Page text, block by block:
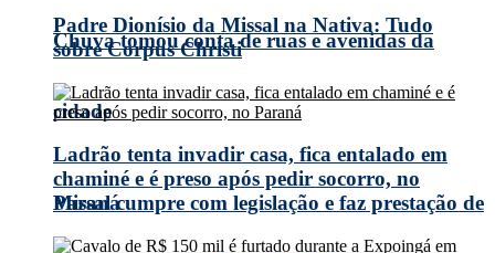
Chuva tomou conta de ruas e avenidas da
cidade
Missal cumpre com legislação e faz prestação de
Padre Dionísio da Missal na Nativa: Tudo
sobre Corpus Christi
Ladrão tenta invadir casa, fica entalado em
chaminé e é preso após pedir socorro, no
Paraná